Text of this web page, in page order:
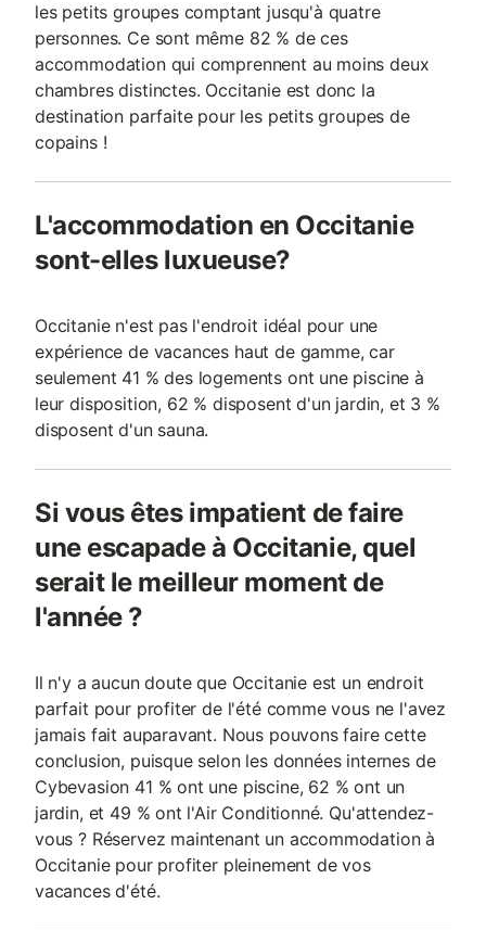
les petits groupes comptant jusqu'à quatre
personnes. Ce sont même 82 % de ces
accommodation qui comprennent au moins deux
chambres distinctes. Occitanie est donc la
destination parfaite pour les petits groupes de
copains !
L'accommodation en Occitanie
sont-elles luxueuse?
Occitanie n'est pas l'endroit idéal pour une
expérience de vacances haut de gamme, car
seulement 41 % des logements ont une piscine à
leur disposition, 62 % disposent d'un jardin, et 3 %
disposent d'un sauna.
Si vous êtes impatient de faire
une escapade à Occitanie, quel
serait le meilleur moment de
l'année ?
Il n'y a aucun doute que Occitanie est un endroit
parfait pour profiter de l'été comme vous ne l'avez
jamais fait auparavant. Nous pouvons faire cette
conclusion, puisque selon les données internes de
Cybevasion 41 % ont une piscine, 62 % ont un
jardin, et 49 % ont l'Air Conditionné. Qu'attendez-
vous ? Réservez maintenant un accommodation à
Occitanie pour profiter pleinement de vos
vacances d'été.